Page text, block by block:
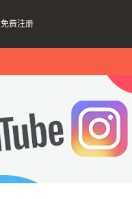
免费注册